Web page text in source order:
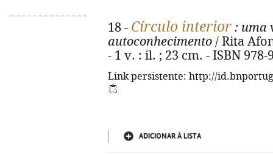
18 - Círculo interior : uma
autoconhecimento / Rita
- 1 v. : il. ; 23 cm. - ISBN 978-
Link persistente: http://
ADICIONAR À LISTA